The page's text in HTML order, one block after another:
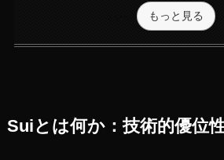
もっと見る
Suiとは何か：技術的優位